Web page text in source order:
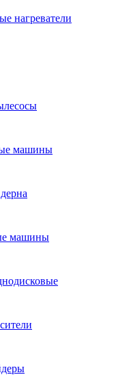
нагреватели
машины
машины